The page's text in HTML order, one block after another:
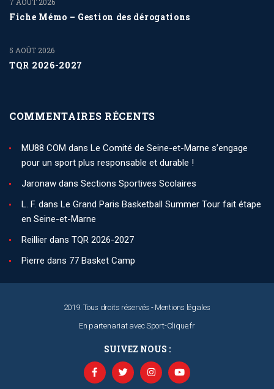
Fiche Mémo – Gestion des dérogations
7 AOÛT 2026
TQR 2026-2027
5 AOÛT 2026
COMMENTAIRES RÉCENTS
MU88 COM dans Le Comité de Seine-et-Marne s’engage
pour un sport plus responsable et durable !
Jaronaw dans Sections Sportives Scolaires
L. F. dans Le Grand Paris Basketball Summer Tour fait étape
en Seine-et-Marne
Reillier dans TQR 2026-2027
Pierre dans 77 Basket Camp
2019. Tous droits réservés - Mentions légales
En partenariat avecSport-Clique.fr
SUIVEZ NOUS :